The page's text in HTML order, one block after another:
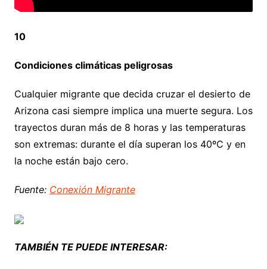
10
Condiciones climáticas peligrosas
Cualquier migrante que decida cruzar el desierto de
Arizona casi siempre implica una muerte segura. Los
trayectos duran más de 8 horas y las temperaturas
son extremas: durante el día superan los 40ºC y en
la noche están bajo cero.
Fuente: Conexión Migrante
TAMBIÉN TE PUEDE INTERESAR: